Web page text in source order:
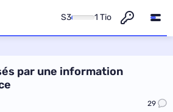
S3 1 Tio
et numérique
par une information
29